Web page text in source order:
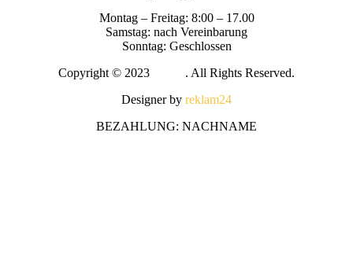
Montag – Freitag: 8:00 – 17.00
Samstag: nach Vereinbarung
Sonntag: Geschlossen
Copyright © 2023
. All Rights Reserved.
Designer by reklam24
BEZAHLUNG: NACHNAME